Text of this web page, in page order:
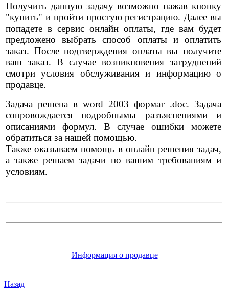
Получить данную задачу возможно нажав кнопку
"купить" и пройти простую регистрацию. Далее вы
попадете в сервис онлайн оплаты, где вам будет
предложено выбрать способ оплаты и оплатить
заказ. После подтверждения оплаты вы получите
ваш заказ. В случае возникновения затруднений
смотри условия обслуживания и информацию о
продавце.
Задача решена в word 2003 формат .doc. Задача
сопровождается подробнымы разъяснениями и
описаниями формул. В случае ошибки можете
обратиться за нашей помощью.
Также оказываем помощь в онлайн решения задач,
а также решаем задачи по вашим требованиям и
условиям.
Информация о продавце
Назад